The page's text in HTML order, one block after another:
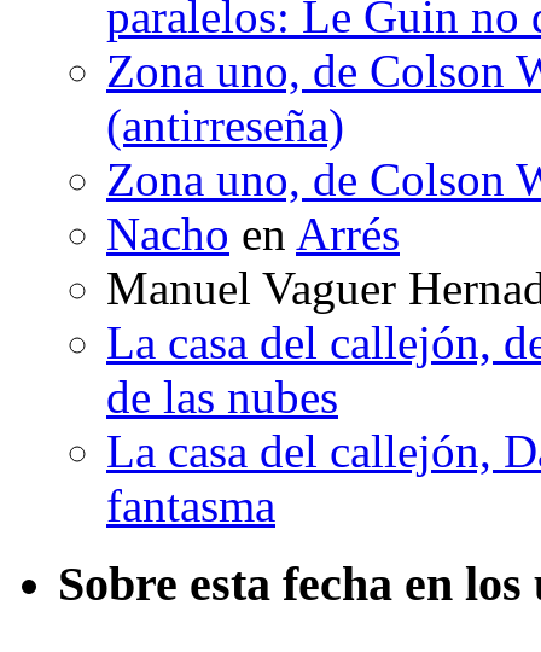
paralelos: Le Guin no
Zona uno, de Colson
(antirreseña)
Zona uno, de Colson
Nacho en Arrés
Manuel Vaguer
La casa del callejón,
de las nubes
La casa del callejón,
fantasma
Sobre esta fecha en